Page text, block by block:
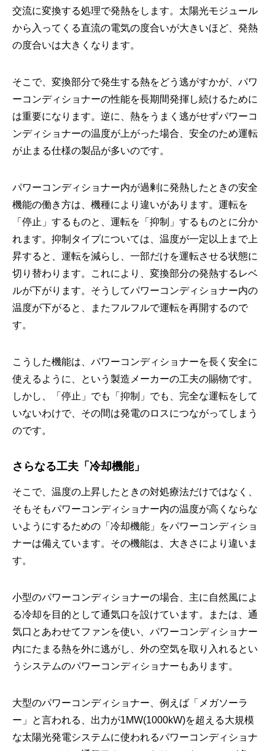
交流に変換する処理で発熱をします。太陽光モジュール
から入ってくる直流の電気の度合いが大きいほど、発熱
の度合いは大きくなります。
そこで、変換部分で発生する熱をどう逃がすかが、パワ
ーコンディショナーの性能を長期間発揮し続けるために
は重要になります。逆に、熱をうまく逃がせずパワーコ
ンディショナーの温度が上がった場合、安全のため運転
が止まる仕様の製品が多いのです。
パワーコンディショナー内が過剰に発熱したときの安全
機能の働き方は、機種により違いがあります。運転を
「停止」するものと、運転を「抑制」するものとに分か
れます。抑制タイプについては、温度が一定以上まで上
昇すると、運転を減らし、一部だけを運転させる状態に
切り替わります。これにより、変換部分の発熱するレベ
ルが下がります。そうしてパワーコンディショナー内の
温度が下がると、またフルフルで運転を再開するので
す。
こうした機能は、パワーコンディショナーを長く安全に
使えるように、という製造メーカーの工夫の賜物です。
しかし、「停止」でも「抑制」でも、完全な運転をして
いないわけで、その間は発電のロスにつながってしまう
のです。
さらなる工夫「冷却機能」
そこで、温度の上昇したときの対処療法だけではなく、
そもそもパワーコンディショナー内の温度が高くならな
いようにするための「冷却機能」をパワーコンディショ
ナーは備えています。その機能は、大きさにより違いま
す。
小型のパワーコンディショナーの場合、主に自然風によ
る冷却を目的として通気口を設けています。または、通
気口とあわせてファンを使い、パワーコンディショナー
内にたまる熱を外に逃がし、外の空気を取り入れるとい
うシステムのパワーコンディショナーもあります。
大型のパワーコンディショナー、例えば「メガソーラ
ー」と言われる、出力が1MW(1000kW)を超える大規模
な太陽光発電システムに使われるパワーコンディショナ